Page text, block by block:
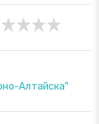
Алтайска"